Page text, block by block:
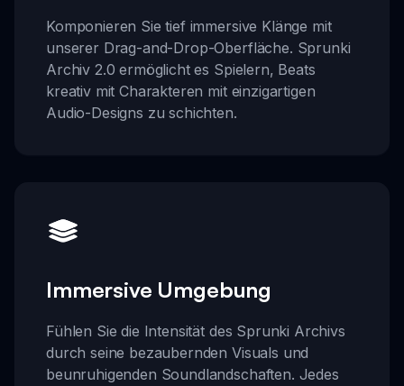
Komponieren Sie tief immersive Klänge mit
unserer Drag-and-Drop-Oberfläche. Sprunki
Archiv 2.0 ermöglicht es Spielern, Beats
kreativ mit Charakteren mit einzigartigen
Audio-Designs zu schichten.
Immersive Umgebung
Fühlen Sie die Intensität des Sprunki Archivs
durch seine bezaubernden Visuals und
beunruhigenden Soundlandschaften. Jedes